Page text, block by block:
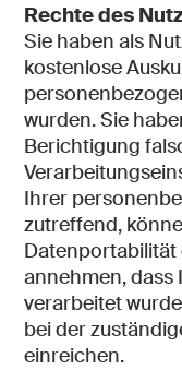
Rechte des
Sie haben als
kostenlose
wurden. Sie
Berichtigung
Ihrer
zutreffend,
Datenportabilität
annehmen,
verarbeitet
bei der
einreichen.